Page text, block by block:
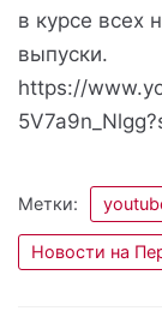
в курсе всех
выпуски.
https://
Метки:
Новости на